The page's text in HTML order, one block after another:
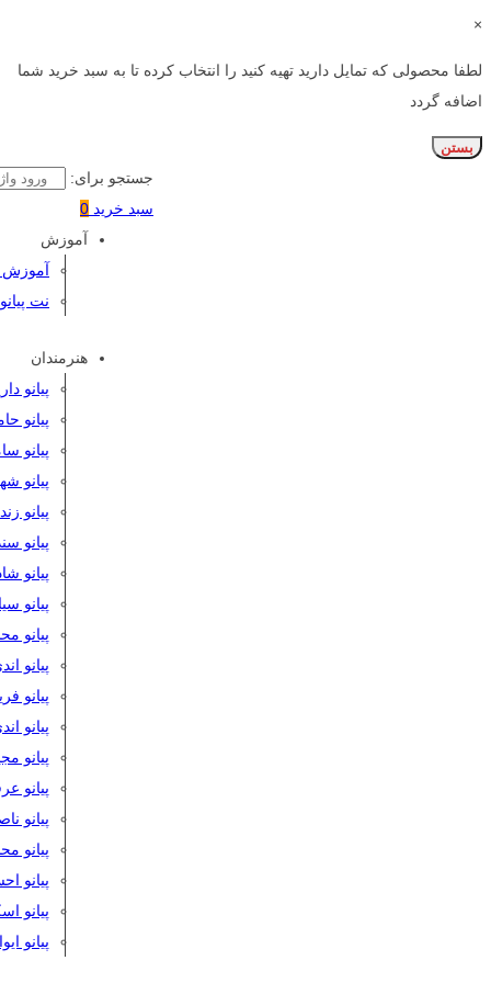
×
لطفا محصولی که تمایل دارید تهیه کنید را انتخاب کرده تا به سبد خرید شما
اضافه گردد
بستن
جستجو برای:
سبد خرید 0
آموزش
آموزش
نت پیانو
هنرمندان
پیانو
پیانو
پیانو
پیانو
پیانو
پیانو
پیانو
پیانو
پیانو
پیانو
پیانو
پیانو
پیانو
پیانو
پیانو
پیانو
پیانو
پیانو
پیانو